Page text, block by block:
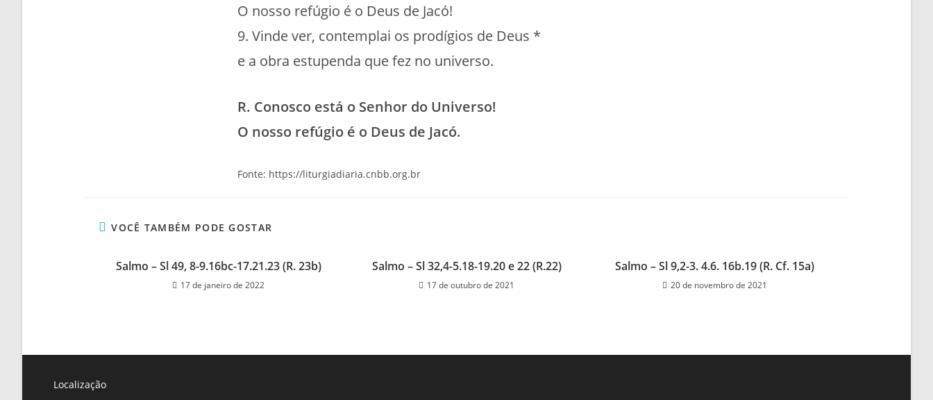
O nosso refúgio é o Deus de Jacó!
9. Vinde ver, contemplai os prodígios de Deus *
e a obra estupenda que fez no universo.
R. Conosco está o Senhor do Universo!
O nosso refúgio é o Deus de Jacó.
Fonte: https://liturgiadiaria.cnbb.org.br
VOCÊ TAMBÉM PODE GOSTAR
Salmo – Sl 49, 8-9.16bc-17.21.23 (R. 23b)
17 de janeiro de 2022
Salmo – Sl 32,4-5.18-19.20 e 22 (R.22)
17 de outubro de 2021
Salmo – Sl 9,2-3. 4.6. 16b.19 (R. Cf. 15a)
20 de novembro de 2021
Localização